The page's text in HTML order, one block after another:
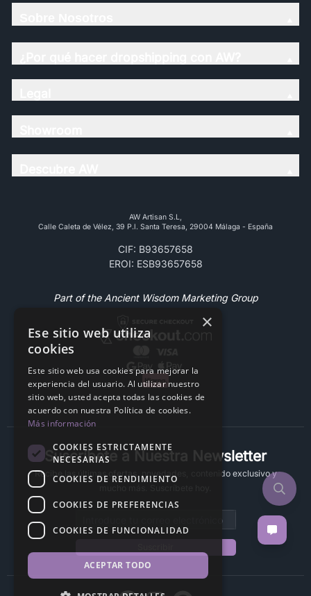
AW Artisan S.L,
Calle Caleta de Vélez, 39 P.l. Santa Teresa, 29004 Málaga - España
CIF: B93657658
EROI: ESB93657658
Part of the Ancient Wisdom Marketing Group
Suscríbete a Nuestra Newsletter
Recibe las últimas ofertas, novedades, contenido exclusivo y
×
Ese sitio web utiliza
cookies
Este sitio web usa cookies para mejorar la
experiencia del usuario. Al utilizar nuestro
sitio web, usted acepta todas las cookies de
acuerdo con nuestra Política de cookies.
Más información
COOKIES ESTRICTAMENTE
NECESARIAS
COOKIES DE RENDIMIENTO
COOKIES DE PREFERENCIAS
COOKIES DE FUNCIONALIDAD
ACEPTAR TODO